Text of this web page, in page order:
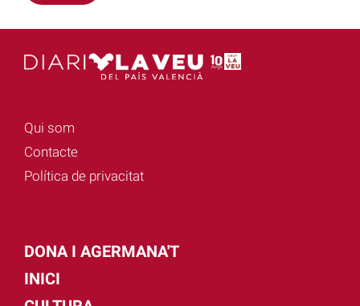
Qui som
Contacte
Política de privacitat
DONA I AGERMANA'T
INICI